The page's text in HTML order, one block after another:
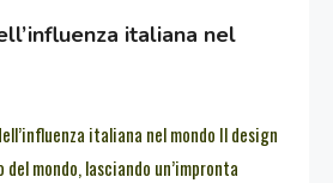
italiana nel
italiana nel mondo Il design
mondo, lasciando un’impronta